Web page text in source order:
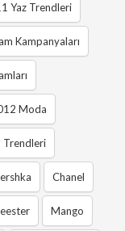
Yaz Trendleri
Kampanyaları
Moda
Trendleri
Chanel
Mango